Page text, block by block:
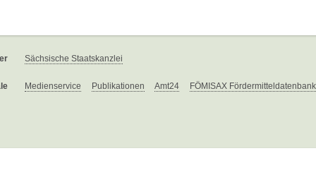
Sächsische Staatskanzlei
Medienservice Publikationen Amt24 FÖMISAX Fördermitteldatenbank